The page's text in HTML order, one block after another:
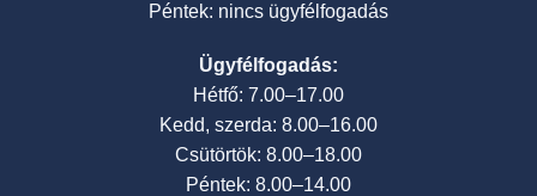
Péntek: nincs ügyfélfogadás
Ügyfélfogadás:
Hétfő: 7.00–17.00
Kedd, szerda: 8.00–16.00
Csütörtök: 8.00–18.00
Péntek: 8.00–14.00